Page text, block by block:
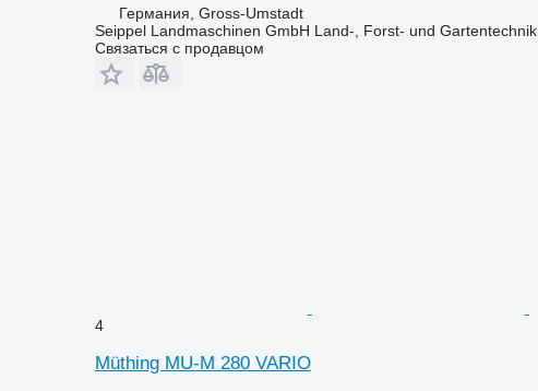
Германия, Gross-Umstadt
Seippel Landmaschinen GmbH Land-, Forst- und Gartentechnik
Связаться с продавцом
4
Müthing MU-M 280 VARIO